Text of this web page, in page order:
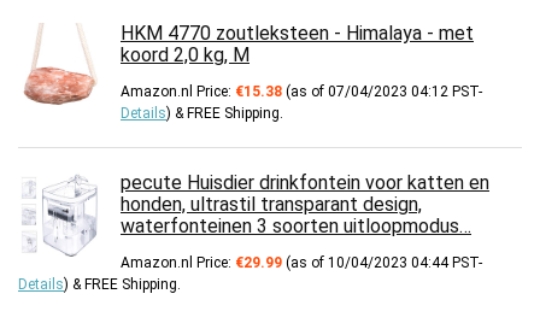
HKM 4770 zoutleksteen - Himalaya - met
koord 2,0 kg, M
Amazon.nl Price: €15.38 (as of 07/04/2023 04:12 PST-
Details) & FREE Shipping
pecute Huisdier drinkfontein voor katten en
honden, ultrastil transparant design,
waterfonteinen 3 soorten uitloopmodus…
Amazon.nl Price: €29.99 (as of 10/04/2023 04:44 PST-
Details) & FREE Shipping